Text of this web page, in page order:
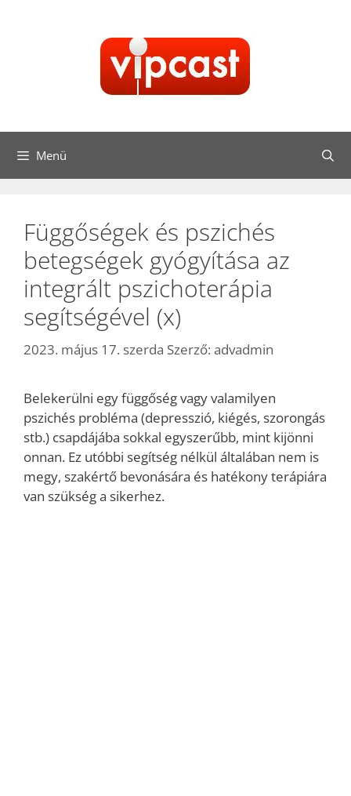
Menü
Függőségek és pszichés
betegségek gyógyítása az
integrált pszichoterápia
segítségével (x)
2023. május 17. szerda Szerző: advadmin
Belekerülni egy függőség vagy valamilyen
pszichés probléma (depresszió, kiégés, szorongás
stb.) csapdájába sokkal egyszerűbb, mint kijönni
onnan. Ez utóbbi segítség nélkül általában nem is
megy, szakértő bevonására és hatékony terápiára
van szükség a sikerhez.